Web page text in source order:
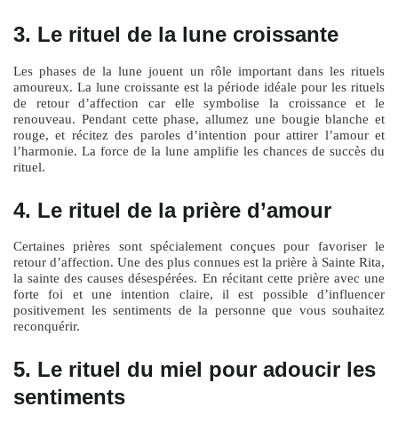
3. Le rituel de la lune croissante
Les phases de la lune jouent un rôle important dans les rituels
amoureux. La lune croissante est la période idéale pour les rituels
de retour d’affection car elle symbolise la croissance et le
renouveau. Pendant cette phase, allumez une bougie blanche et
rouge, et récitez des paroles d’intention pour attirer l’amour et
l’harmonie. La force de la lune amplifie les chances de succès du
rituel.
4. Le rituel de la prière d’amour
Certaines prières sont spécialement conçues pour favoriser le
retour d’affection. Une des plus connues est la prière à Sainte Rita,
la sainte des causes désespérées. En récitant cette prière avec une
forte foi et une intention claire, il est possible d’influencer
positivement les sentiments de la personne que vous souhaitez
reconquérir.
5. Le rituel du miel pour adoucir les
sentiments